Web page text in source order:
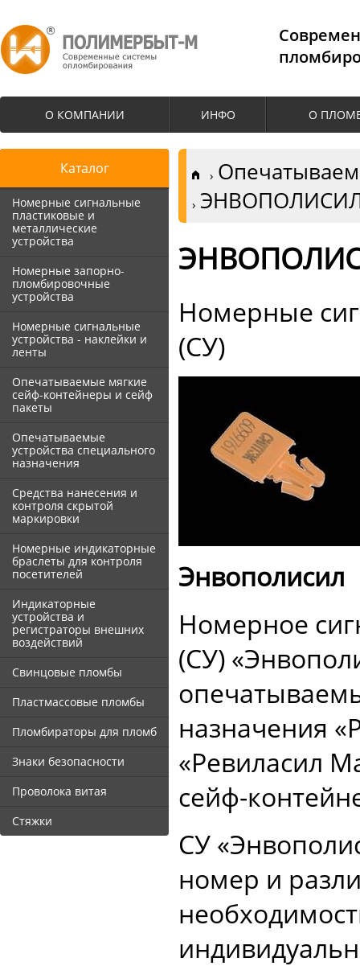
О КОМПАНИИ ИНФО О
Каталог
Номерные сигнальные
пластиковые и
металлические
устройства
Номерные запорно-
пломбировочные
устройства
Номерные сигнальные
устройства - наклейки и
ленты
Опечатываемые мягкие
сейф-контейнеры и сейф
пакеты
Опечатываемые
устройства специального
назначения
Средства нанесения и
контроля скрытой
маркировки
Номерные индикаторные
браслеты для контроля
посетителей
Индикаторные
устройства и
регистраторы внешних
воздействий
Свинцовые пломбы
Пластмассовые пломбы
Пломбираторы для пломб
Знаки безопасности
Проволока витая
Стяжки
Номерные
(СУ)
Энвополисил
Номерное
(СУ)
назначения
«Ревиласил
сейф-
СУ
номер и